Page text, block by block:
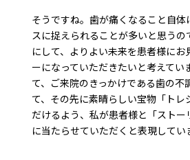
そうですね。歯が痛くなること自
スに捉えられる ことが多いと思うの
にして、よりよい未来を患者様に
ーになっていただきたいと考えてい
て、ご来院のきっかけである歯の不
て、その先に素晴らしい宝物「トレ
だけるよう、私が患者様と「スト
に当たらせていただくと表現してい